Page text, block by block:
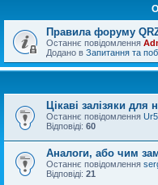
Правила форуму
Останнє повідомлення
Додано в Запитання та
Цікаві залізяки для
Останнє повідомлення
Відповіді: 60
Аналоги, або чим
Останнє повідомлення
Відповіді: 21